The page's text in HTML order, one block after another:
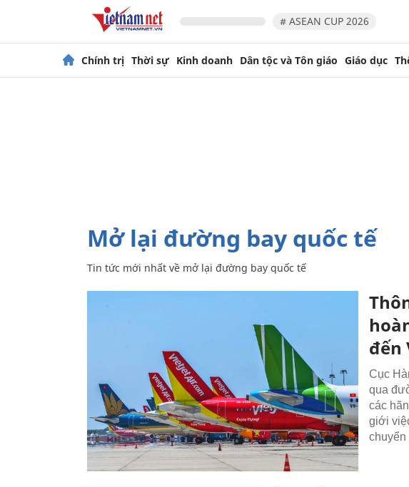
# ASEAN CUP 2026
Chính trị Thời sự Kinh doanh Dân tộc và Tôn giáo Giáo dục
mở lại đường bay quốc tế
Tin tức mới nhất về mở lại đường bay quốc tế
đến
Cục
qua
các
giới
chuyển